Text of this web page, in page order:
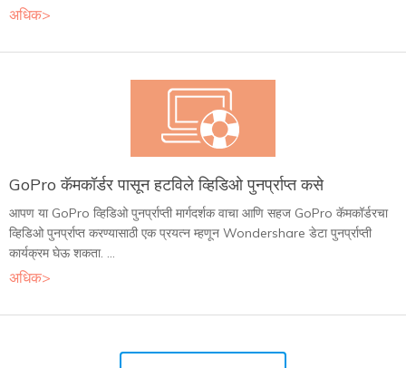
अधिक>
GoPro कॅमकॉर्डर पासून हटविले व्हिडिओ पुनर्प्राप्त कसे
आपण या GoPro व्हिडिओ पुनर्प्राप्ती मार्गदर्शक वाचा आणि सहज GoPro कॅमकॉर्डरचा
व्हिडिओ पुनर्प्राप्त करण्यासाठी एक प्रयत्न म्हणून Wondershare डेटा पुनर्प्राप्ती
कार्यक्रम घेऊ शकता. ...
अधिक>